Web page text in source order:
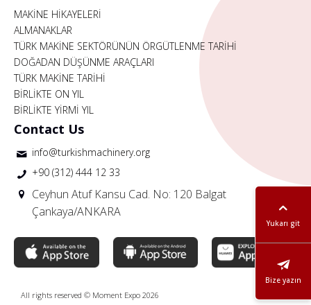
Yukarı git
Bize yazın
MAKİNE HİKAYELERİ
ALMANAKLAR
TÜRK MAKİNE SEKTÖRÜNÜN ÖRGÜTLENME TARİHİ
DOĞADAN DÜŞÜNME ARAÇLARI
TÜRK MAKİNE TARİHİ
BİRLİKTE ON YIL
BİRLİKTE YİRMİ YIL
Contact Us
info@turkishmachinery.org
+90 (312) 444 12 33
Ceyhun Atuf Kansu Cad. No: 120 Balgat
Çankaya/ANKARA
All rights reserved © Moment Expo 2026